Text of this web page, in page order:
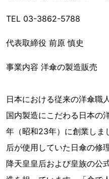
TEL 03-3862-5788
代表取締役 前原 慎史
事業内容 洋傘の製造販売
日本における従来の洋傘職
国内製造にこだわる日本の
年（昭和23年）に創業しま
后が使用していた日傘の修
降天皇皇后および皇族の公